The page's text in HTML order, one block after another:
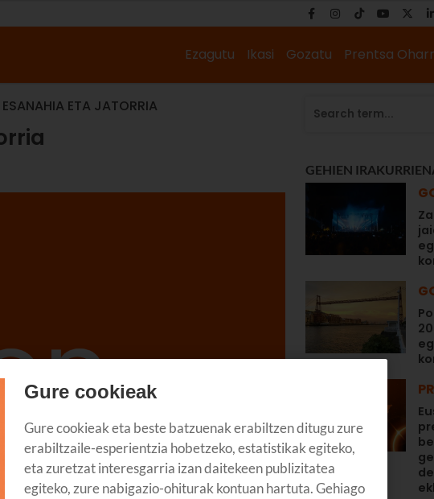
Ezagutu Ikasi Gozatu Prentsa
ESANAHIA ETA JATORRIA
GEHIEN
Gure cookieak
Gure cookieak eta beste batzuenak erabiltzen ditugu zure
erabiltzaile-esperientzia hobetzeko, estatistikak egiteko,
eta zuretzat interesgarria izan daitekeen publizitatea
egiteko, zure nabigazio-ohiturak kontuan hartuta. Gehiago